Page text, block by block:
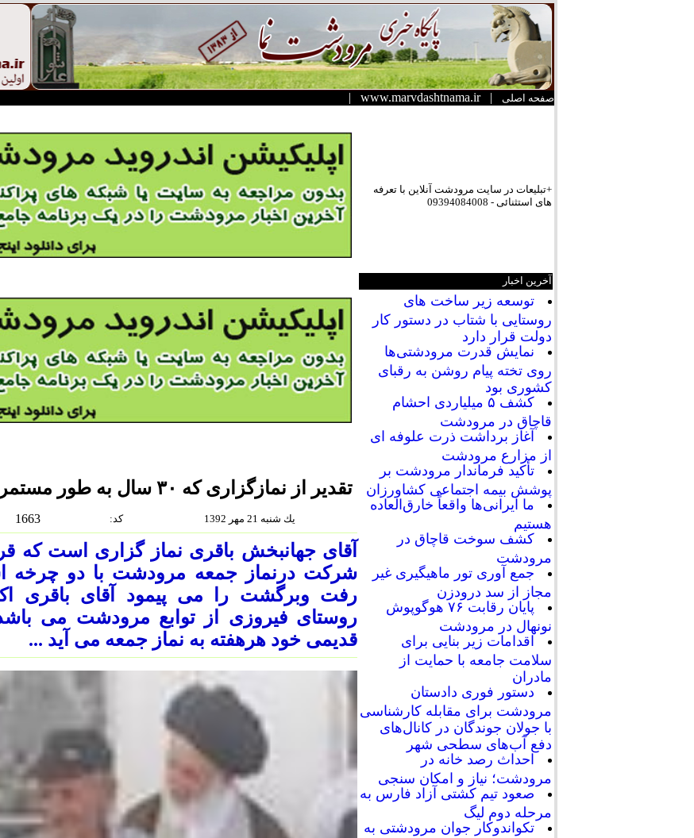
صفحه اصلی |
www.marvdashtnama.ir
|
+تبلیعات در سایت مرودشت آنلاین با تعرفه
های استثنائی - 09394084008
آخرین اخبار
توسعه زیر ساخت های
روستایی با شتاب در دستور کار
دولت قرار دارد
نمایش قدرت مرودشتی‌ها
روی تخته پیام روشن به رقبای
کشوری بود
کشف ۵ میلیاردی احشام
قاچاق در مرودشت
آغاز برداشت ذرت علوفه ای
از مزارع مرودشت
تأکید فرماندار مرودشت بر
پوشش بیمه اجتماعی کشاورزان
ما ایرانی‌ها واقعاً خارق‌العاده
هستیم
کشف سوخت قاچاق در
مرودشت
جمع آوری تور ماهیگیری غیر
مجاز از سد درودزن
پایان رقابت‌ ۷۶ هوگوپوش
نونهال در مرودشت
اقدامات زیر بنایی برای
سلامت جامعه با حمایت از
مادران
دستور فوری دادستان
مرودشت برای مقابله کارشناسی
با جولان جوندگان در کانال‌های
دفع آب‌های سطحی شهر
احداث رصد خانه در
مرودشت؛ نیاز و امکان سنجی
صعود تیم کشتی آزاد فارس به
مرحله دوم لیگ
تکواندوکار جوان مرودشتی به
تقدیر از نمازگزاری که ۳۰ سال به طور مستمر در نماز جمعه شرکت می کند
1663 :كد يك شنبه 21 مهر 1392
رفت وبرگشت را می پیمود آقای باقری
روستای فیروزی از توابع مرودشت می
قدیمی خود هرهفته به نماز جمعه می آید ...